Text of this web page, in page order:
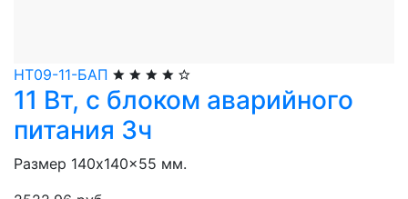
НТ09-11-БАП
11 Вт, с блоком аварийного
питания 3ч
Размер 140x140x55 мм.